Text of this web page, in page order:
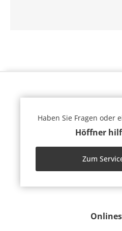
Haben Sie Fragen oder
Höffner
Zum